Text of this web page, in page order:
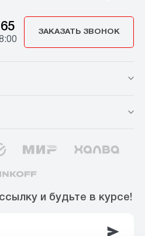
ЗАКАЗАТЬ ЗВОНОК
и будьте в курсе!